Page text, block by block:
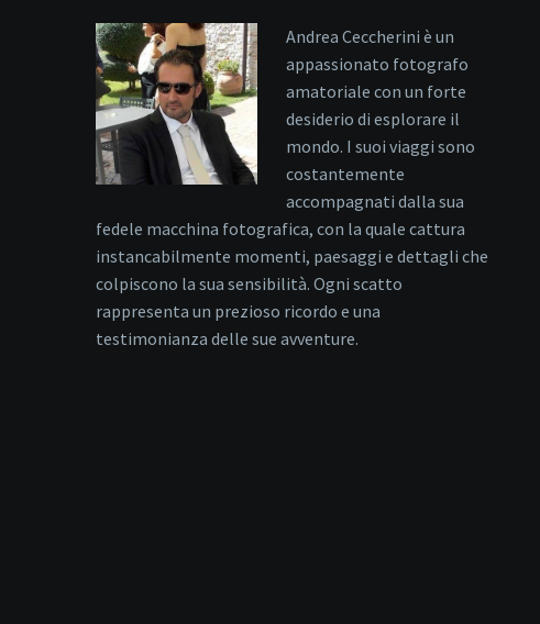
Andrea Ceccherini è un
appassionato fotografo
amatoriale con un forte
desiderio di esplorare il
mondo. I suoi viaggi sono
costantemente
accompagnati dalla sua
fedele macchina fotografica, con la quale cattura
instancabilmente momenti, paesaggi e dettagli che
colpiscono la sua sensibilità. Ogni scatto
rappresenta un prezioso ricordo e una
testimonianza delle sue avventure.